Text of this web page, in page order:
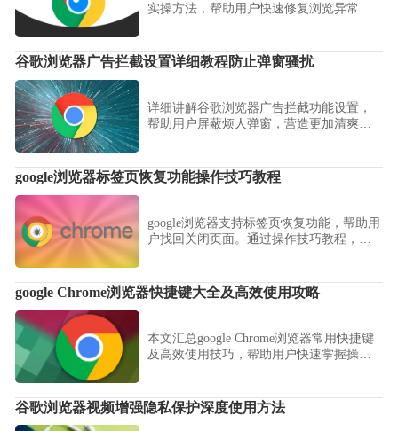
实操方法，帮助用户快速修复浏览异常，
谷歌浏览器广告拦截设置详细教程防止弹窗骚扰
详细讲解谷歌浏览器广告拦截功能设置，
帮助用户屏蔽烦人弹窗，营造更加清爽的
google浏览器标签页恢复功能操作技巧教程
google浏览器支持标签页恢复功能，帮助用
户找回关闭页面。通过操作技巧教程，用
google Chrome浏览器快捷键大全及高效使用攻略
本文汇总google Chrome浏览器常用快捷键
及高效使用技巧，帮助用户快速掌握操作
谷歌浏览器视频增强隐私保护深度使用方法